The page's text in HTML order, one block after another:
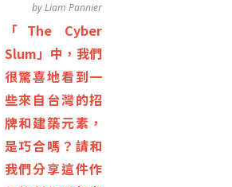
by Liam Pannier
「The Cyber
Slum」中，我們
很驚喜地看到一
些來自台灣的招
牌和建築元素，
是巧合嗎？請和
我們分享這件作